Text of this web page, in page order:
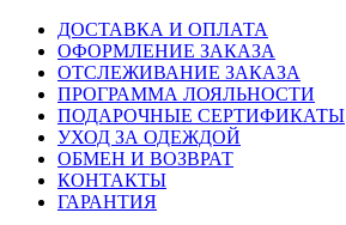
ДОСТАВКА И ОПЛАТА
ОФОРМЛЕНИЕ ЗАКАЗА
ОТСЛЕЖИВАНИЕ ЗАКАЗА
ПРОГРАММА ЛОЯЛЬНОСТИ
ПОДАРОЧНЫЕ СЕРТИФИКАТЫ
УХОД ЗА ОДЕЖДОЙ
ОБМЕН И ВОЗВРАТ
КОНТАКТЫ
ГАРАНТИЯ